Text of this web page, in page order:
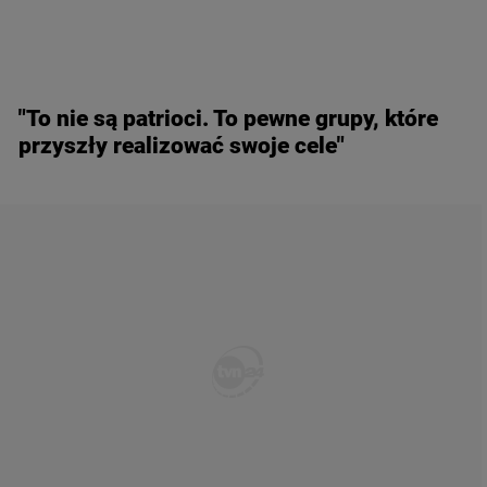
"To nie są patrioci. To pewne grupy, które
przyszły realizować swoje cele"